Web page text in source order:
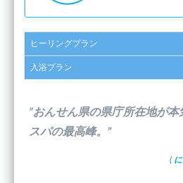
ヒーリングプラン
入浴プラン
”おんせん県の県庁所在地が
スパの最高峰。”
(